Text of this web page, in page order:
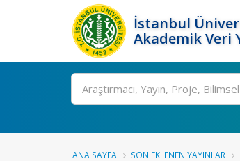
İstanbul
Akademik Veri
Ara
ANA SAYFA SON EKLENEN YAYINLAR